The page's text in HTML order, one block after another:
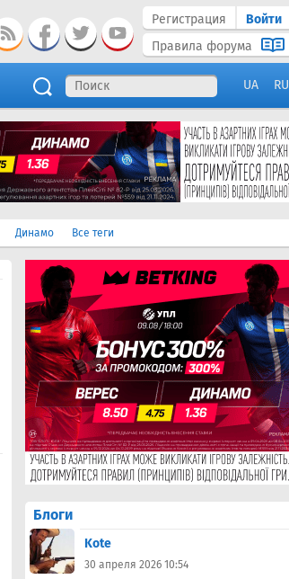
Регистрация
Войти
Правила форума
UA RU
Динамо Все теги
Блоги
Kote
30 апреля 2026 10:54